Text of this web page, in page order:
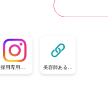
採用専用のIn
stagramアカ
美容師あるあ
るやショート